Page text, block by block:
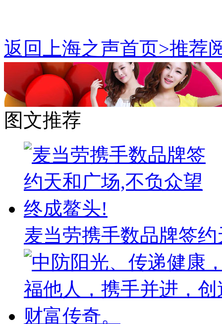
返回上海之声首页>推荐
图文推荐
麦当劳携手数品牌签